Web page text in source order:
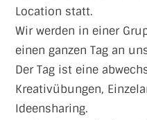
Location statt.
Wir werden in einer
einen ganzen Tag an
Der Tag ist eine
Kreativübungen,
Ideensharing.